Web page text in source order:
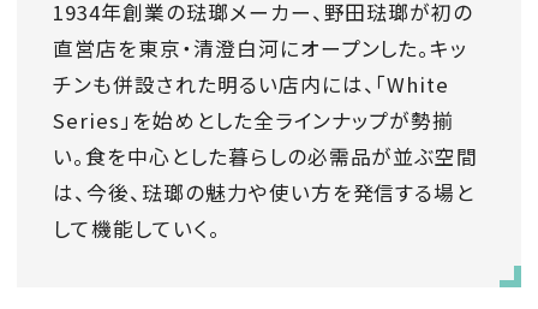
FORTUNE
SDGs
MAGAZINE
1934年創業の琺瑯メーカー、野田琺瑯が初の
直営店を東京・清澄白河にオープンした。キッ
チンも併設された明るい店内には、「White
Series」を始めとした全ラインナップが勢揃
い。食を中心とした暮らしの必需品が並ぶ空間
は、今後、琺瑯の魅力や使い方を発信する場と
して機能していく。